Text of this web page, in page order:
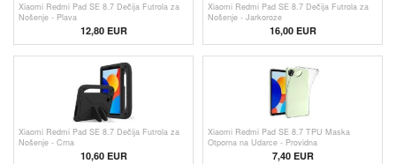
Xiaomi Redmi Pad SE 8.7 Dečija Futrola za
Nošenje - Plava
12,80EUR
Xiaomi Redmi Pad SE 8.7 Dečija Futrola za
Nošenje - Jarkoroze
16,00 EUR
Xiaomi Redmi Pad SE 8.7 Dečija Futrola za
Nošenje - Crna
10,60EUR
Xiaomi Redmi Pad SE 8.7 TPU Maska
Otporna na Udarce - Providna
7,40 EUR